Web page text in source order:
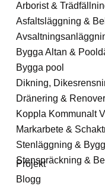
Arborist &
Asfaltsläggning &
Bygga Altan &
Bygga pool
Dikning,
Dränering &
Koppla Kommunalt
Markarbete &
Stenläggning &
Stenspräckning &
Projekt
Blogg